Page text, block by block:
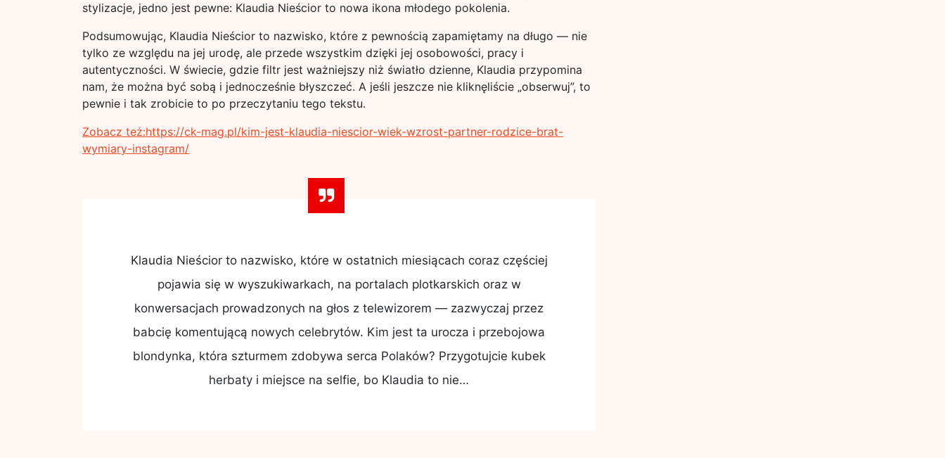
stylizacje, jedno jest pewne: Klaudia Nieścior to nowa ikona młodego pokolenia.
Podsumowując, Klaudia Nieścior to nazwisko, które z pewnością zapamiętamy na długo — nie
tylko ze względu na jej urodę, ale przede wszystkim dzięki jej osobowości, pracy i
autentyczności. W świecie, gdzie filtr jest ważniejszy niż światło dzienne, Klaudia przypomina
nam, że można być sobą i jednocześnie błyszczeć. A jeśli jeszcze nie kliknęliście „obserwuj”, to
pewnie i tak zrobicie to po przeczytaniu tego tekstu.
Zobacz też:https://ck-mag.pl/kim-jest-klaudia-niescior-wiek-wzrost-partner-rodzice-brat-
wymiary-instagram/
Klaudia Nieścior to nazwisko, które w ostatnich miesiącach coraz częściej
pojawia się w wyszukiwarkach, na portalach plotkarskich oraz w
konwersacjach prowadzonych na głos z telewizorem — zazwyczaj przez
babcię komentującą nowych celebrytów. Kim jest ta urocza i przebojowa
blondynka, która szturmem zdobywa serca Polaków? Przygotujcie kubek
herbaty i miejsce na selfie, bo Klaudia to nie…